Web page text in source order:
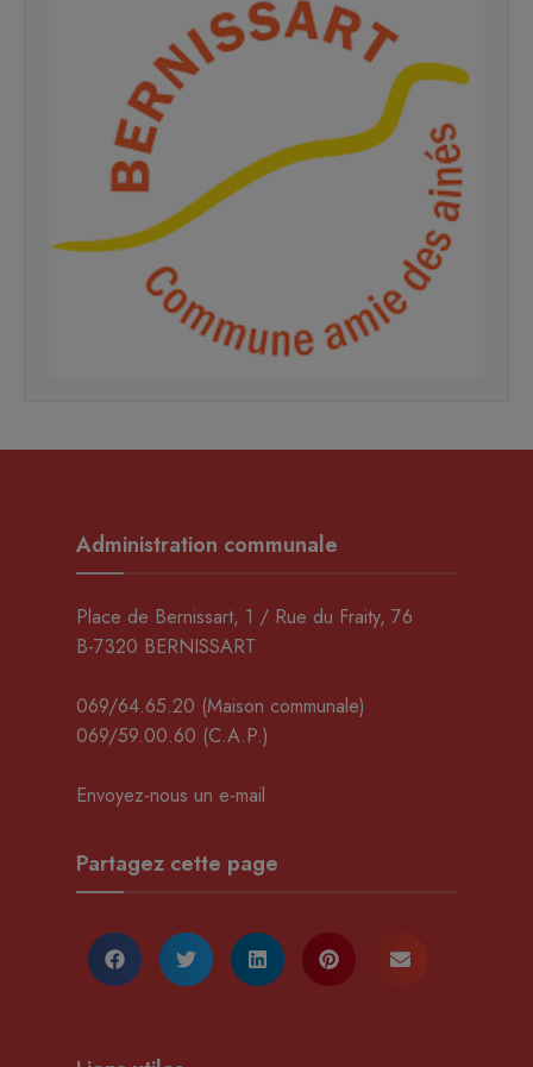
Administration communale
Place de Bernissart, 1 / Rue du Fraity, 76
B-7320 BERNISSART
069/64.65.20 (Maison communale)
069/59.00.60 (C.A.P.)
Envoyez-nous un e-mail
Partagez cette page